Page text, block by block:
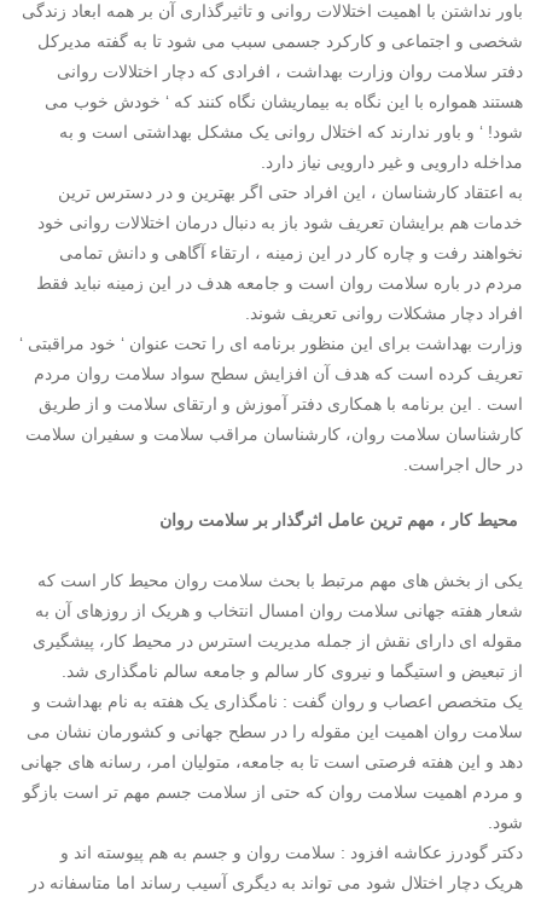
باور نداشتن با اهمیت اختلالات روانی و تاثیرگذاری آن بر همه ابعاد زندگی
شخصی و اجتماعی و کارکرد جسمی سبب می شود تا به گفته مدیرکل
دفتر سلامت روان وزارت بهداشت ، افرادی که دچار اختلالات روانی
هستند همواره با این نگاه به بیماریشان نگاه کنند که ‘ خودش خوب می
شود! ‘ و باور ندارند که اختلال روانی یک مشکل بهداشتی است و به
مداخله دارویی و غیر دارویی نیاز دارد.
به اعتقاد کارشناسان ، این افراد حتی اگر بهترین و در دسترس ترین
خدمات هم برایشان تعریف شود باز به دنبال درمان اختلالات روانی خود
نخواهند رفت و چاره کار در این زمینه ، ارتقاء آگاهی و دانش تمامی
مردم در باره سلامت روان است و جامعه هدف در این زمینه نباید فقط
افراد دچار مشکلات روانی تعریف شوند.
وزارت بهداشت برای این منظور برنامه ای را تحت عنوان ‘ خود مراقبتی ‘
تعریف کرده است که هدف آن افزایش سطح سواد سلامت روان مردم
است . این برنامه با همکاری دفتر آموزش و ارتقای سلامت و از طریق
کارشناسان سلامت روان، کارشناسان مراقب سلامت و سفیران سلامت
در حال اجراست.
محیط کار ، مهم ترین عامل اثرگذار بر سلامت روان
یکی از بخش های مهم مرتبط با بحث سلامت روان محیط کار است که
شعار هفته جهانی سلامت روان امسال انتخاب و هریک از روزهای آن به
مقوله ای دارای نقش از جمله مدیریت استرس در محیط کار، پیشگیری
از تبعیض و استیگما و نیروی کار سالم و جامعه سالم نامگذاری شد.
یک متخصص اعصاب و روان گفت : نامگذاری یک هفته به نام بهداشت و
سلامت روان اهمیت این مقوله را در سطح جهانی و کشورمان نشان می
دهد و این هفته فرصتی است تا به جامعه، متولیان امر، رسانه های جهانی
و مردم اهمیت سلامت روان که حتی از سلامت جسم مهم تر است بازگو
شود.
دکتر گودرز عکاشه افزود : سلامت روان و جسم به هم پیوسته اند و
هریک دچار اختلال شود می تواند به دیگری آسیب رساند اما متاسفانه در